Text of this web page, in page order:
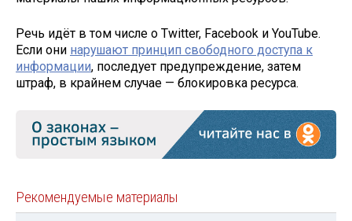
Речь идёт в том числе о Twitter, Facebook и YouTube.
Если они нарушают принцип свободного доступа к
информации, последует предупреждение, затем
штраф, в крайнем случае — блокировка ресурса.
Рекомендуемые материалы